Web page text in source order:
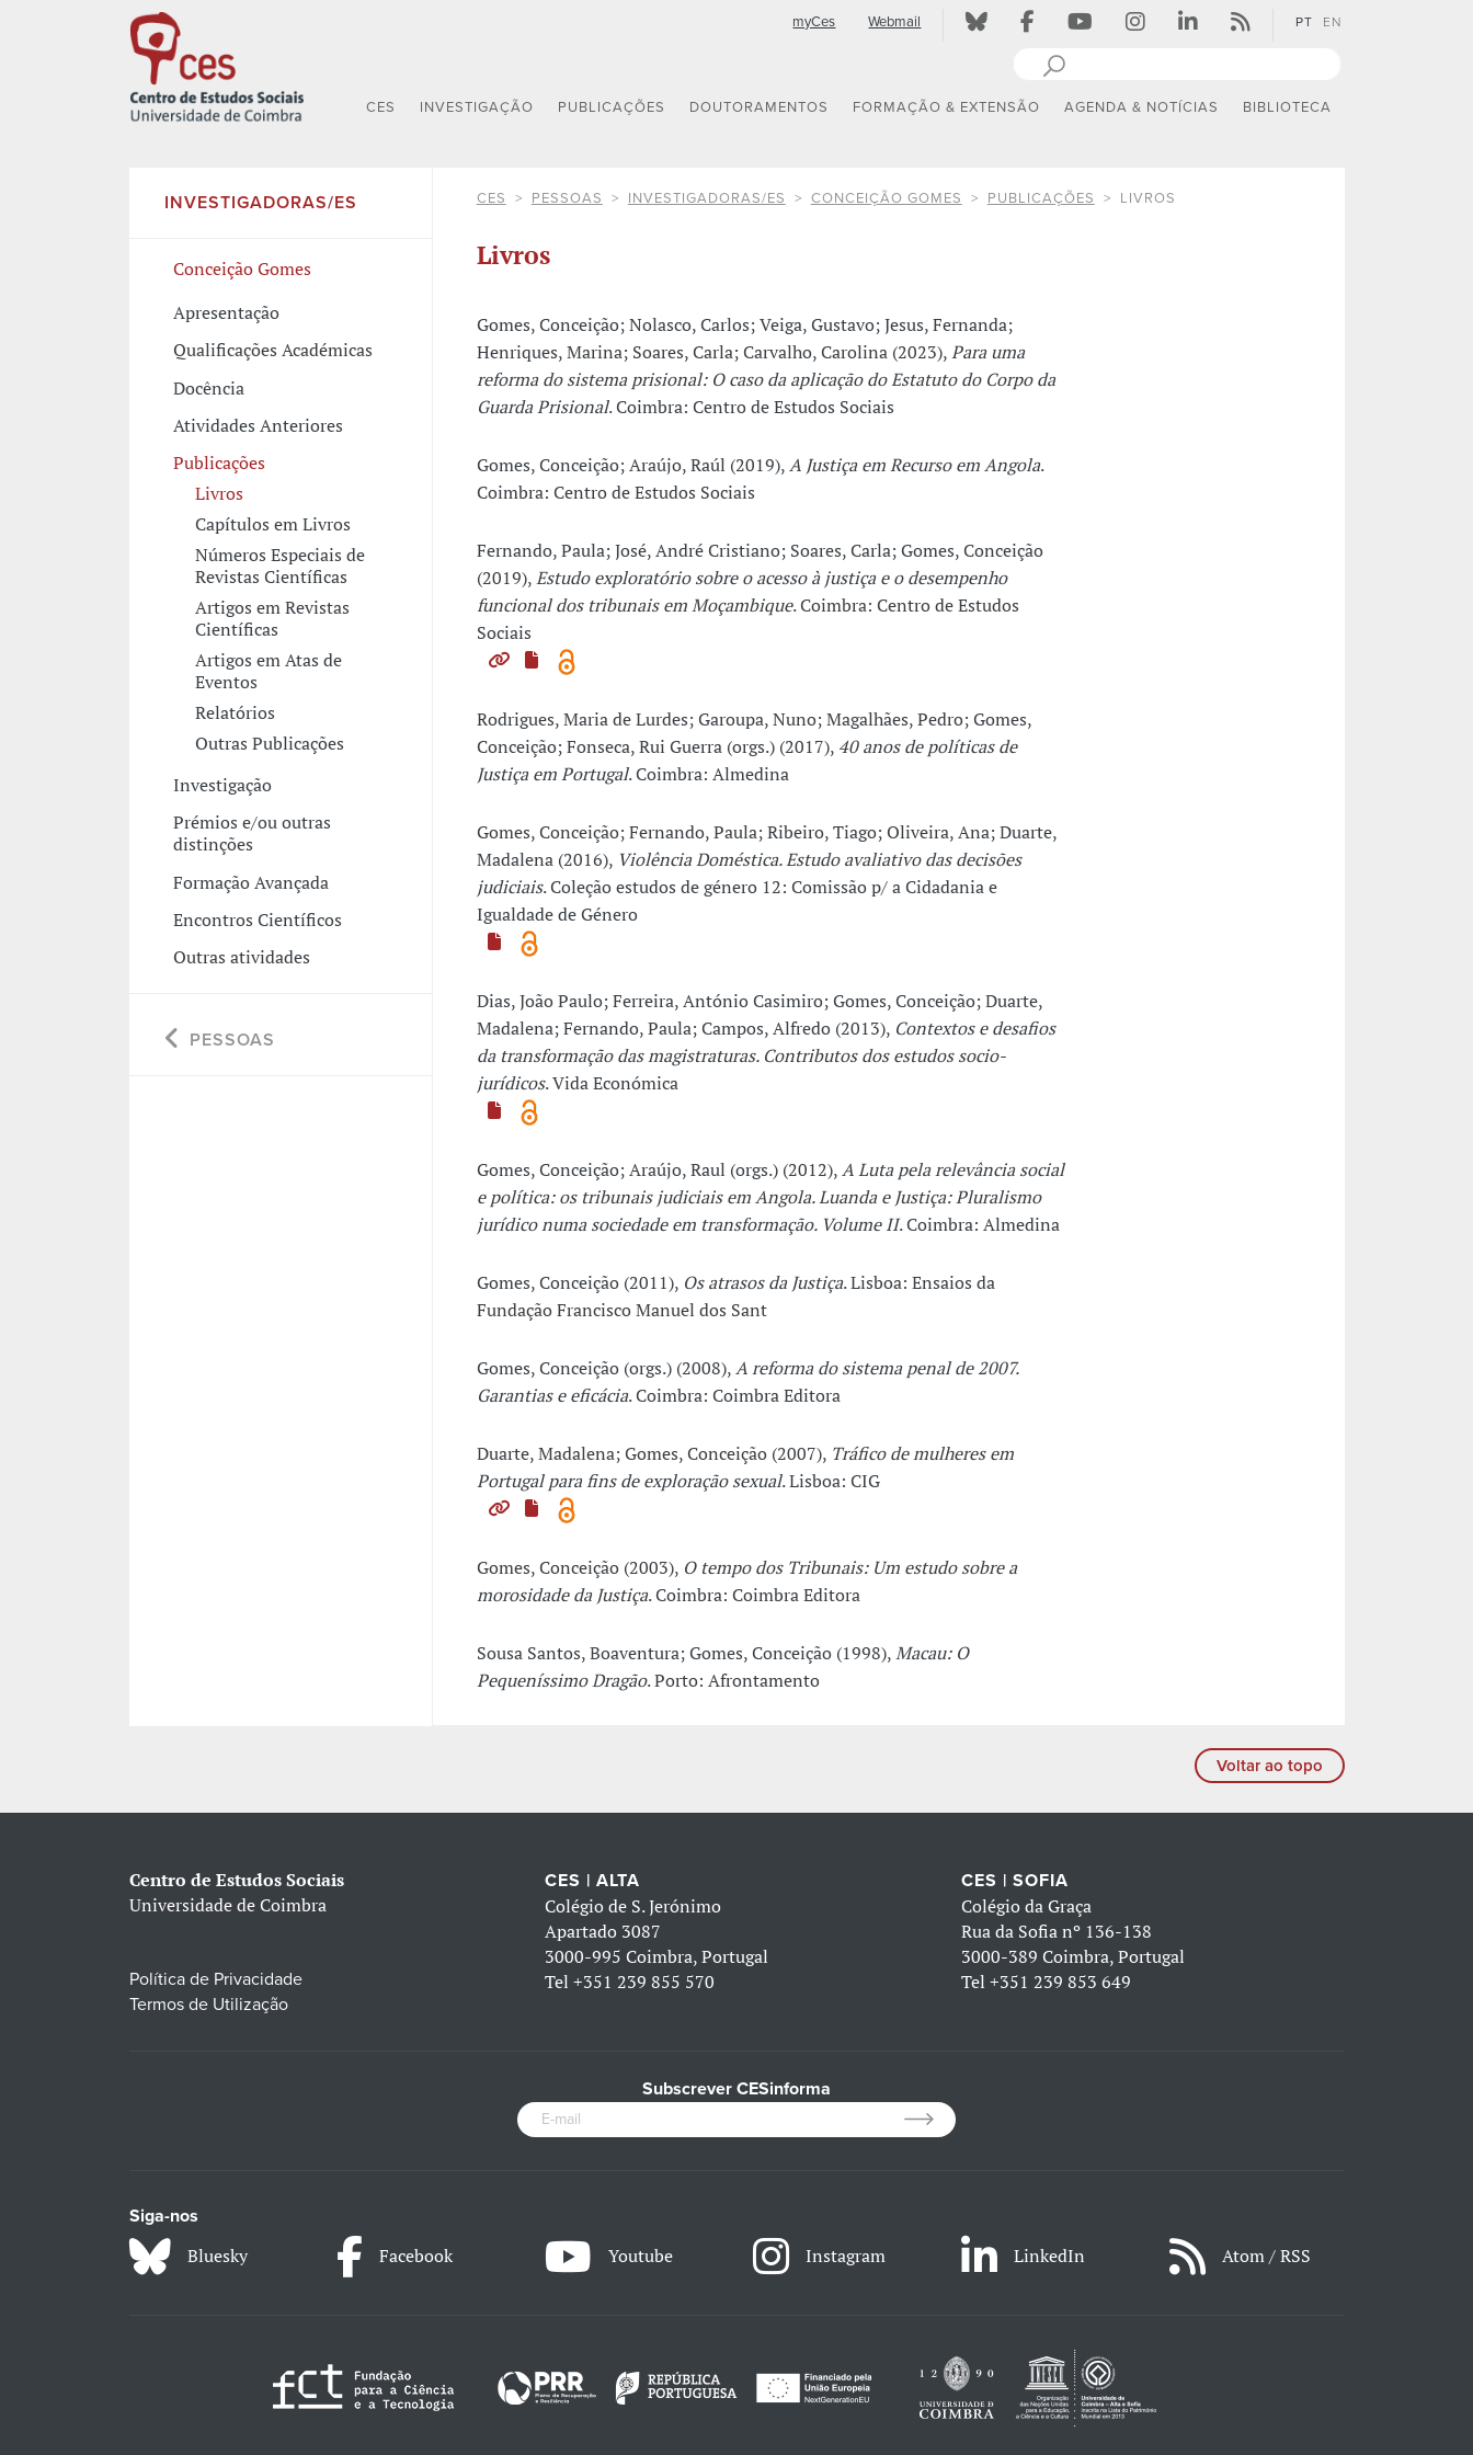
myCes Webmail PT EN
CES INVESTIGAÇÃO PUBLICAÇÕES DOUTORAMENTOS FORMAÇÃO & EXTENSÃO AGENDA & NOTÍCIAS BIBLIOTECA
INVESTIGADORAS/ES
Conceição Gomes
Apresentação
Qualificações Académicas
Docência
Atividades Anteriores
Publicações
Livros
Capítulos em Livros
Números Especiais de
Revistas Científicas
Artigos em Revistas
Científicas
Artigos em Atas de
Eventos
Relatórios
Outras Publicações
Investigação
Prémios e/ou outras
distinções
Formação Avançada
Encontros Científicos
Outras atividades
PESSOAS
CES PESSOAS INVESTIGADORAS/ES CONCEIÇÃO GOMES PUBLICAÇÕES LIVROS
Livros
Gomes, Conceição; Nolasco, Carlos; Veiga, Gustavo; Jesus, Fernanda;
Henriques, Marina; Soares, Carla; Carvalho, Carolina (2023),Para uma
reforma do sistema prisional: O caso da aplicação do Estatuto do Corpo da
Guarda Prisional. Coimbra: Centro de Estudos Sociais
Gomes, Conceição; Araújo, Raúl (2019),A Justiça em Recurso em Angola.
Coimbra: Centro de Estudos Sociais
Fernando, Paula; José, André Cristiano; Soares, Carla; Gomes, Conceição
(2019),Estudo exploratório sobre o acesso à justiça e o desempenho
funcional dos tribunais em Moçambique. Coimbra: Centro de Estudos
Sociais
Rodrigues, Maria de Lurdes; Garoupa, Nuno; Magalhães, Pedro; Gomes,
Conceição; Fonseca, Rui Guerra (orgs.) (2017), 40 anos de políticas de
Justiça em Portugal. Coimbra: Almedina
Gomes, Conceição; Fernando, Paula; Ribeiro, Tiago; Oliveira, Ana; Duarte,
Madalena (2016), Violência Doméstica. Estudo avaliativo das decisões
judiciais. Coleção estudos de género 12: Comissão p/ a Cidadania e
Igualdade de Género
Dias, João Paulo; Ferreira, António Casimiro; Gomes, Conceição; Duarte,
Madalena; Fernando, Paula; Campos, Alfredo (2013), Contextos e desafios
da transformação das magistraturas. Contributos dos estudos socio-
jurídicos. Vida Económica
Gomes, Conceição; Araújo, Raul (orgs.) (2012),A Luta pela relevância social
e política: os tribunais judiciais em Angola. Luanda e Justiça: Pluralismo
jurídico numa sociedade em transformação. Volume II. Coimbra: Almedina
Gomes, Conceição (2011), Os atrasos da Justiça. Lisboa: Ensaios da
Fundação Francisco Manuel dos Sant
Gomes, Conceição (orgs.) (2008),A reforma do sistema penal de 2007.
Garantias e eficácia. Coimbra: Coimbra Editora
Duarte, Madalena; Gomes, Conceição (2007), Tráfico de mulheres em
Portugal para fins de exploração sexual. Lisboa: CIG
Gomes, Conceição (2003), O tempo dos Tribunais: Um estudo sobre a
morosidade da Justiça. Coimbra: Coimbra Editora
Sousa Santos, Boaventura; Gomes, Conceição (1998),Macau: O
Pequeníssimo Dragão. Porto: Afrontamento
Voltar ao topo
Centro de Estudos Sociais
Universidade de Coimbra
Política de Privacidade
Termos de Utilização
CES | ALTA
Colégio de S. Jerónimo
Apartado 3087
3000-995 Coimbra, Portugal
Tel+351 239 855 570
CES | SOFIA
Colégio da Graça
Rua da Sofia nº 136-138
3000-389 Coimbra, Portugal
Tel +351 239 853 649
Subscrever CESinforma
Siga-nos
Bluesky Facebook Youtube Instagram LinkedIn Atom / RSS